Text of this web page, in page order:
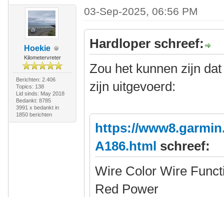
Hoekie
Kilometervreter
Berichten: 2.406
Topics: 138
Lid sinds: May 2018
Bedankt: 8785
3991 x bedankt in
1850 berichten
03-Sep-2025, 06:56 PM
Hardloper schreef:
Zou het kunnen zijn
zijn uitgevoerd:
https://
A186.html schreef:
Wire Color Wire
Red Power